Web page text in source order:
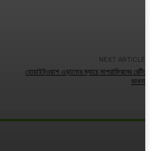
NEXT ARTICLE
হোয়াইটওয়াশ এড়ানোর ম্যাচে মাশরাফিরদের রেটিং
ভাবনা